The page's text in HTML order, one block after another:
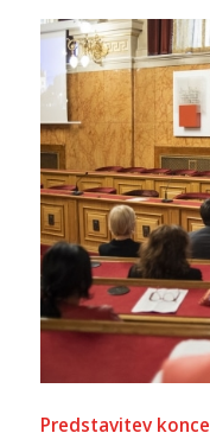
Predstavitev